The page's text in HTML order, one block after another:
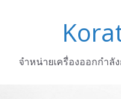
จำหน่ายเครื่องออกกำลั